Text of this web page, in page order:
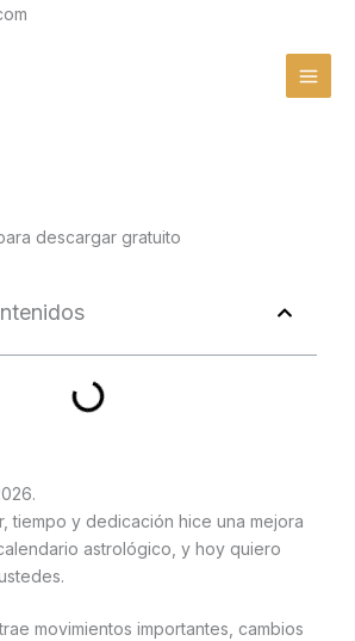
descargar gratuito
tiempo y dedicación hice una mejora
astrológico, y hoy quiero
movimientos importantes, cambios